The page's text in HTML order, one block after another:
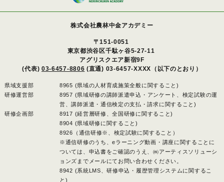
株式会社農林中金アカデミー
〒151-0051
東京都渋谷区千駄ヶ谷5-27-11
アグリスクエア新宿9F
(代表) 03-6457-8806 (直通) 03-6457-XXXX（以下のとおり）
県域支援部
8965 (県域の人材育成施策全般に関すること)
研修運営部
8957 (県域研修の講師派遣申込・アンケート、検定試験の運
営、講師派遣・通信検定の支払・請求に関すること)
研修企画部
8917 (経営層研修、全国研修に関すること)
8904 (県域研修に関すること)
8926（通信研修※、検定試験に関すること）
※通信研修のうち、eラーニング動画・講座に関することに
ついては、申込書をご確認のうえ、㈱アーティスソリューシ
ョンズまでメールにてお問い合わせください。
8942 (系統LMS、研修申込・履歴管理システムに関するこ
と)